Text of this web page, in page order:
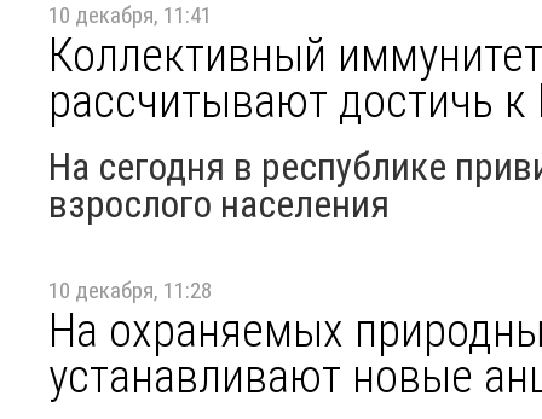
10 декабря, 11:41
Коллективный
рассчитывают достичь
На сегодня в республике
взрослого населения
10 декабря, 11:28
На охраняемых
устанавливают новые